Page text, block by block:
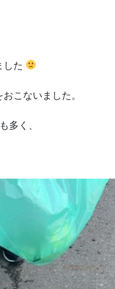
した
こないました。
多く、